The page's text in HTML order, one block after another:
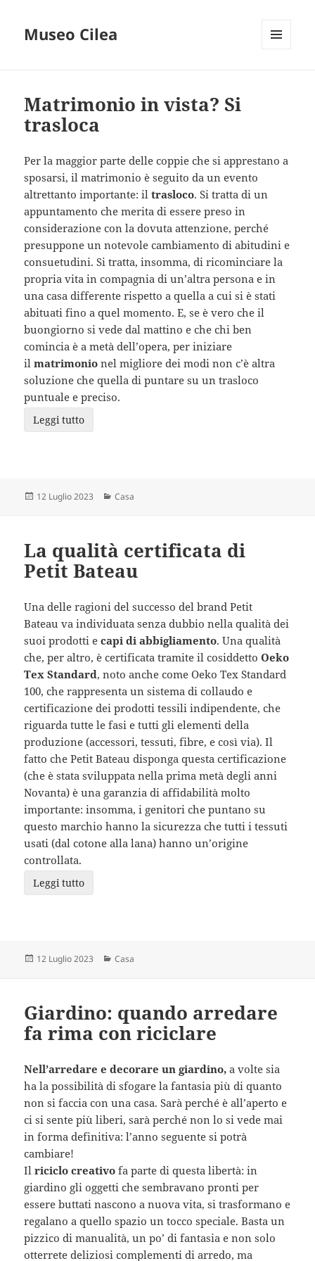
Museo Cilea
Matrimonio in vista? Si
trasloca
Per la maggior parte delle coppie che si apprestano a
sposarsi, il matrimonio è seguito da un evento
altrettanto importante: iltrasloco. Si tratta di un
appuntamento che merita di essere preso in
considerazione con la dovuta attenzione, perché
presuppone un notevole cambiamento di abitudini e
consuetudini. Si tratta, insomma, di ricominciare la
propria vita in compagnia di un’altra persona e in
una casa differente rispetto a quella a cui si è stati
abituati fino a quel momento. E, se è vero che il
buongiorno si vede dal mattino e che chi ben
comincia è a metà dell’opera, per iniziare
ilmatrimonio nel migliore dei modi non c’è altra
soluzione che quella di puntare su un trasloco
puntuale e preciso.
Leggi tutto
Scritto
12 Luglio 2023 Categorie
Casa
La qualità certificata di
Petit Bateau
Una delle ragioni del successo del brand Petit
Bateau va individuata senza dubbio nella qualità dei
suoi prodotti ecapi di abbigliamento. Una qualità
che, per altro, è certificata tramite il cosiddettoOeko
Tex Standard, noto anche come Oeko Tex Standard
100, che rappresenta un sistema di collaudo e
certificazione dei prodotti tessili indipendente, che
riguarda tutte le fasi e tutti gli elementi della
produzione (accessori, tessuti, fibre, e così via). Il
fatto che Petit Bateau disponga questa certificazione
(che è stata sviluppata nella prima metà degli anni
Novanta) è una garanzia di affidabilità molto
importante: insomma, i genitori che puntano su
questo marchio hanno la sicurezza che tutti i tessuti
usati (dal cotone alla lana) hanno un’origine
controllata.
Leggi tutto
Scritto
12 Luglio 2023 Categorie
Casa
Giardino: quando arredare
fa rima con riciclare
Nell’arredare e decorare un giardino, a volte sia
ha la possibilità di sfogare la fantasia più di quanto
non si faccia con una casa. Sarà perché è all’aperto e
ci si sente più liberi, sarà perché non lo si vede mai
in forma definitiva: l’anno seguente si potrà
cambiare!
Il riciclo creativo fa parte di questa libertà: in
giardino gli oggetti che sembravano pronti per
essere buttati nascono a nuova vita, si trasformano e
regalano a quello spazio un tocco speciale. Basta un
pizzico di manualità, un po’ di fantasia e non solo
otterrete deliziosi complementi di arredo, ma